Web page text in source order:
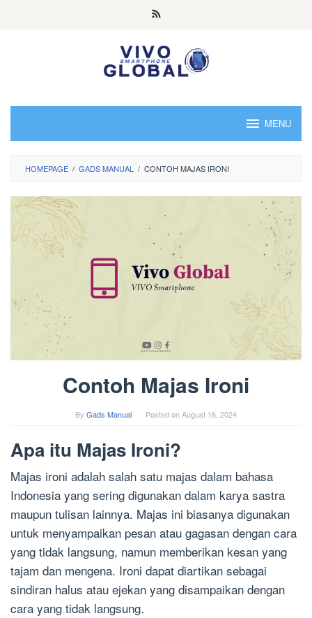
MENU
HOMEPAGE / GADS MANUAL / CONTOH MAJAS IRONI
Contoh Majas Ironi
By Gads Manual Posted onAugust 16, 2024
Apa itu Majas Ironi?
Majas ironi adalah salah satu majas dalam bahasa
Indonesia yang sering digunakan dalam karya sastra
maupun tulisan lainnya. Majas ini biasanya digunakan
untuk menyampaikan pesan atau gagasan dengan cara
yang tidak langsung, namun memberikan kesan yang
tajam dan mengena. Ironi dapat diartikan sebagai
sindiran halus atau ejekan yang disampaikan dengan
cara yang tidak langsung.